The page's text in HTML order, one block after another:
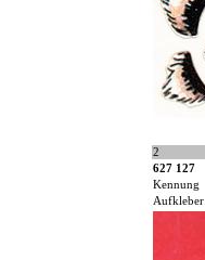
2
627 127
Kennung
Aufkleber